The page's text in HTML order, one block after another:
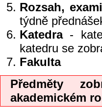
Rozsah,
týdně
Katedra-
katedru se
Fakulta
Předměty
akademickém